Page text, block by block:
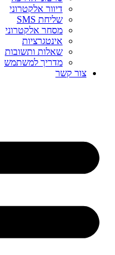
דיוור אלקטרוני
שליחת SMS
מסחר אלקטרוני
אינטגרציות
שאלות ותשובות
מדריך למשתמש
צור קשר